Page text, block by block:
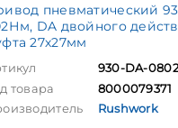
пневматический
DA двойного
27х27мм
930-DA-
товара
8000079371
Rushwork